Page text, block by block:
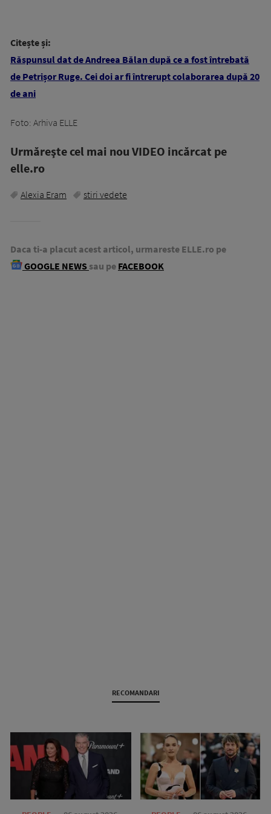
Citește și:
Răspunsul dat de Andreea Bălan după ce a fost întrebată
de Petrișor Ruge. Cei doi ar fi întrerupt colaborarea după 20
de ani
Foto: Arhiva ELLE
Urmăreşte cel mai nou VIDEO incărcat pe
elle.ro
Alexia Eram stiri vedete
Daca ti-a placut acest articol, urmareste ELLE.ro pe
GOOGLE NEWS sau pe FACEBOOK
RECOMANDARI